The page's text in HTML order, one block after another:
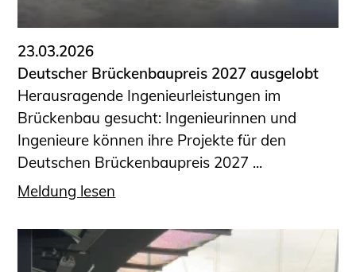
23.03.2026
Deutscher Brückenbaupreis 2027 ausgelobt
Herausragende Ingenieurleistungen im
Brückenbau gesucht: Ingenieurinnen und
Ingenieure können ihre Projekte für den
Deutschen Brückenbaupreis 2027 ...
Meldung lesen